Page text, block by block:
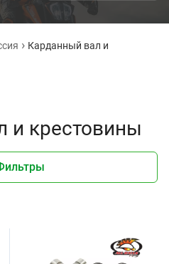
Карданный вал и
и крестовины